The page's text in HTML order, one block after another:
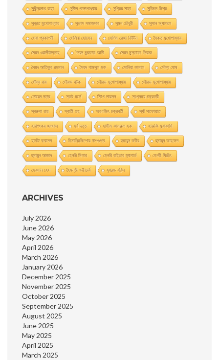
সুধীন্দ্রনাথ রাহা সুনীল গঙ্গোপাধ্যায় সুপ্রিয় সাহা সুবিমল মিশ্র
সুব্রত মুখোপাধ্যায় সুভাস সমাজদার সুমন চৌধুরী সুসান অ্যাশলে
সেবা প্রকাশনী সেলিনা হােসেন সেলিম রেজা নিউটন সৈকত মুখোপাধ্যায়
সৈয়দ ওয়ালীউল্লাহ সৈয়দ মুজতবা আলী সৈয়দ মুস্তাফা সিরাজ
সৈয়দ আতিকুর রহমান সৈয়দ শামসুল হক সোনিয়া কামাল সৌম্য ঘােষ
সৌম্য রায় সৌরভ ঘটক সৌরভ মুখােপাধ্যায় সৌরভ মুখোপাধ্যায়
সৌরেন দত্ত স্কট মর্লে স্টিগ লারসন স্বপ্নময় চক্রবর্তী
স্বরুপা রায় স্বাতী গুহ স্মরণজিৎ চক্রবর্তী স্যাঁ সাফোয়াত
হরিশংকর জলদাস হর্ষ দত্ত হামীম কামরুল হক হারুকি মুরাকামি
হার্বাট ক্যাসল হিমাদ্রিকিশাের দাশগুপ্ত হুমায়ুন কবীর হুমায়ূন আহমেদ
হুমায়ুন আজাদ হেনরি মিলার হেনরি রাইডার হ্যাগার্ড হেনরী ফিল্ডিং
হেরমান হেস হৈমন্তী ভট্টাচার্য হ্যারল্ড রবিন্স
ARCHIVES
July 2026
June 2026
May 2026
April 2026
March 2026
January 2026
December 2025
November 2025
October 2025
September 2025
August 2025
June 2025
May 2025
April 2025
March 2025